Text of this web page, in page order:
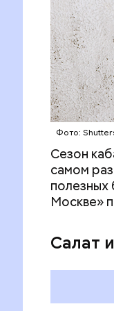
Фото:
Сезон
самом
полезных
Москве»
Салат
кожи;
плода.
ряда